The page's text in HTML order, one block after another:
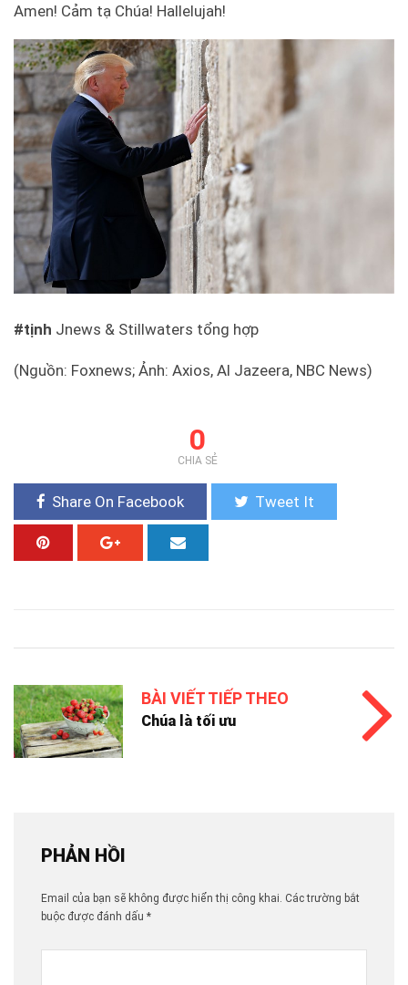
Amen! Cảm tạ Chúa! Hallelujah!
#tịnh Jnews & Stillwaters tổng hợp
(Nguồn: Foxnews; Ảnh: Axios, Al Jazeera, NBC News)
0
CHIA SẺ
Share On Facebook Tweet It
BÀI VIẾT TIẾP THEO
Chúa là tối ưu
PHẢN HỒI
Email của bạn sẽ không được hiển thị công khai. Các trường bắt
buộc được đánh dấu *